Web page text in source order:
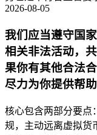
2026-08-05
我们应当遵守国
相关非法活动，
果你有其他合法
尽力为你提供帮助
核心包含两部分要点
规，主动远离虚拟货